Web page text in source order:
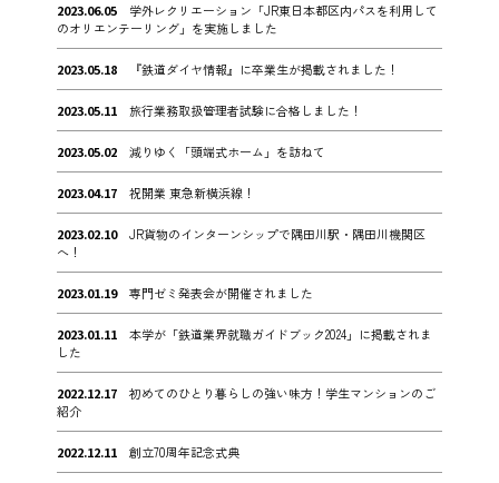
2023.06.05
学外レクリエーション「JR東日本都区内パスを利用して
のオリエンテーリング」を実施しました
2023.05.18 『鉄道ダイヤ情報』に卒業生が掲載されました！
2023.05.11 旅行業務取扱管理者試験に合格しました！
2023.05.02 減りゆく「頭端式ホーム」を訪ねて
2023.04.17 祝開業 東急新横浜線！
2023.02.10
JR貨物のインターンシップで隅田川駅・隅田川機関区
へ！
2023.01.19 専門ゼミ発表会が開催されました
2023.01.11
本学が「鉄道業界就職ガイドブック2024」に掲載されま
した
2022.12.17
初めてのひとり暮らしの強い味方！学生マンションのご
紹介
2022.12.11 創立70周年記念式典